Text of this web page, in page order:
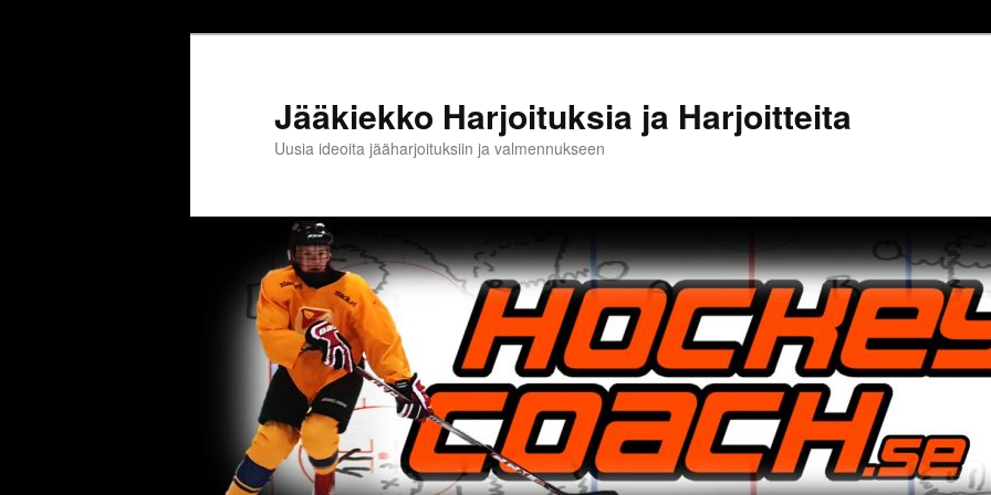
Jääkiekko Harjoituksia ja Harjoitteita
Uusia ideoita jääharjoituksiin ja valmennukseen